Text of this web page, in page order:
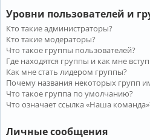
Уровни пользователей и
Кто такие администраторы?
Кто такие модераторы?
Что такое группы пользователей?
Где находятся группы и как мне
Как мне стать лидером группы?
Почему названия некоторых групп
Что такое группа по умолчанию?
Что означает ссылка «Наша
Личные сообщения